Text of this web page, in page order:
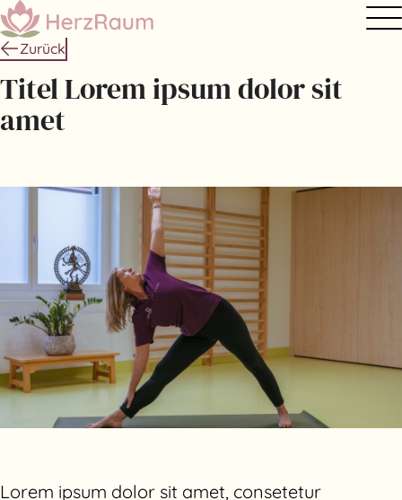
Zurück
Titel Lorem ipsum dolor sit
amet
Lorem ipsum dolor sit amet, consetetur